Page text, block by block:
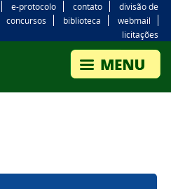
e-protocolo contato
divisão de
concursos biblioteca
webmail
licitações